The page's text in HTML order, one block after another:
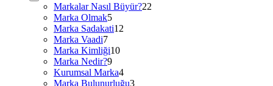
Markalar Nasıl Büyür?22
Marka Olmak5
Marka Sadakati12
Marka Vaadi7
Marka Kimliği10
Marka Nedir?9
Kurumsal Marka4
Marka Bulunurluğu3